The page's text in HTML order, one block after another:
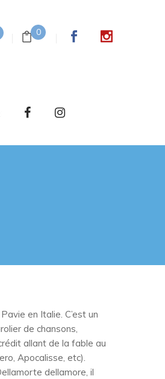
0
en Italie. C’est un
de chansons,
allant de la fable au
Apocalisse, etc).
dellamore, il